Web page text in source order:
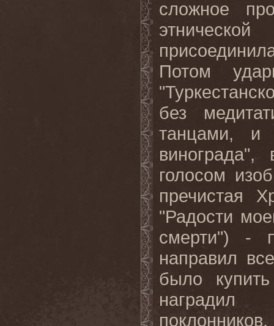
сложное
Потом
без
танцами, и
винограда",
голосом
пречистая
"Радости
смерти") -
направил
было